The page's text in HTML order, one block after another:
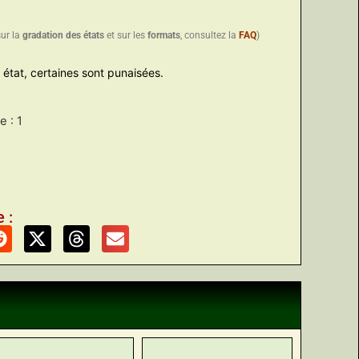
la gradation des états et sur les formats, consultez la FAQ)
certaines sont punaisées.
: 1
: